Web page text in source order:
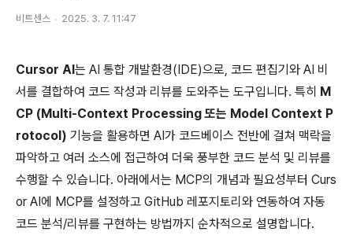
비트센스 2025. 3. 7. 11:47
Cursor AI는 AI 통합 개발환경(IDE)으로, 코드 편집기와 AI 비
서를 결합하여 코드 작성과 리뷰를 도와주는 도구입니다. 특히 M
CP (Multi-Context Processing 또는 Model Context P
rotocol) 기능을 활용하면 AI가 코드베이스 전반에 걸쳐 맥락을
파악하고 여러 소스에 접근하여 더욱 풍부한 코드 분석 및 리뷰를
수행할 수 있습니다. 아래에서는 MCP의 개념과 필요성부터 Curs
or AI에 MCP를 설정하고 GitHub 레포지토리와 연동하여 자동
코드 분석/리뷰를 구현하는 방법까지 순차적으로 설명합니다.